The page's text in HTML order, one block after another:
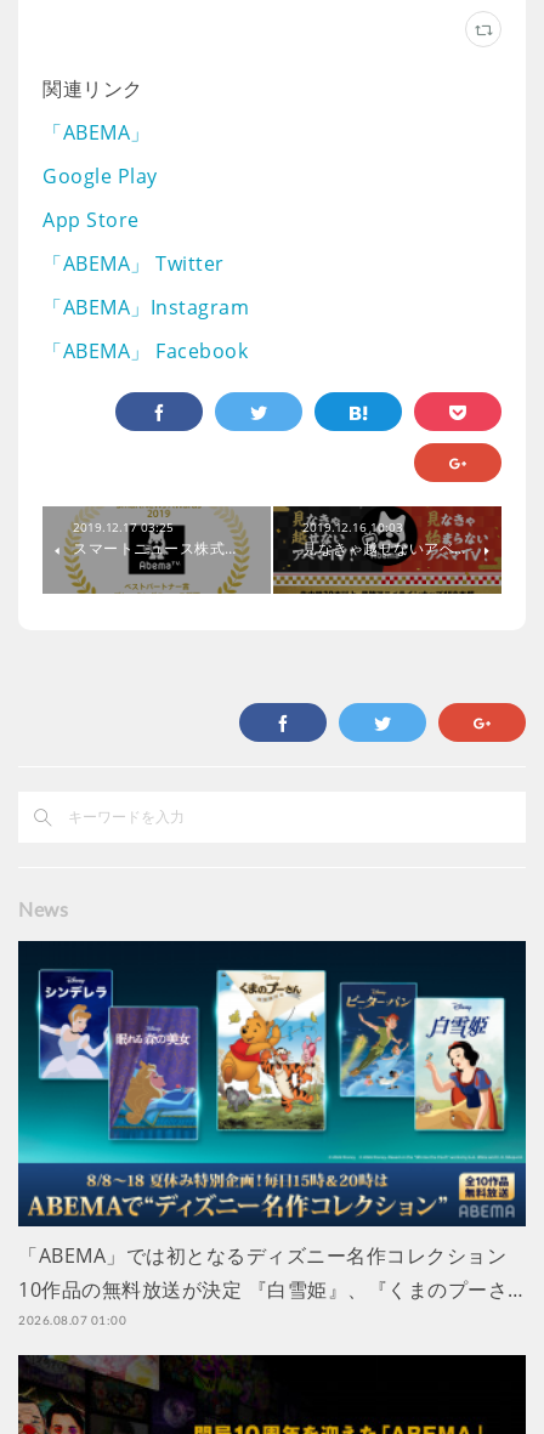
関連リンク
「ABEMA」
Google Play
App Store
「ABEMA」 Twitter
「ABEMA」Instagram
「ABEMA」 Facebook
2019.12.17 03:25
スマートニュース株式…
2019.12.16 10:03
見なきゃ越せないアベ…
News
「ABEMA」では初となるディズニー名作コレクション
10作品の無料放送が決定 『白雪姫』、『くまのプーさ…
2026.08.07 01:00